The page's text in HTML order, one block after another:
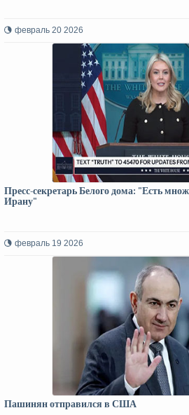
февраль 20 2026
Пресс-секретарь Белого дома: "Есть
Ирану"
февраль 19 2026
Пашинян отправился в США